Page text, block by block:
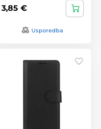
3,85 €
Usporedba